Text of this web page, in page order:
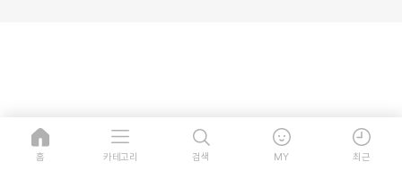
홈 카테고리 검색 MY 최근